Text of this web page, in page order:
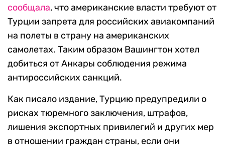
сообщала, что американские власти требуют от
Турции запрета для российских авиакомпаний
на полеты в страну на американских
самолетах. Таким образом Вашингтон хотел
добиться от Анкары соблюдения режима
антироссийских санкций.
Как писало издание, Турцию предупредили о
рисках тюремного заключения, штрафов,
лишения экспортных привилегий и других мер
в отношении граждан страны, если они